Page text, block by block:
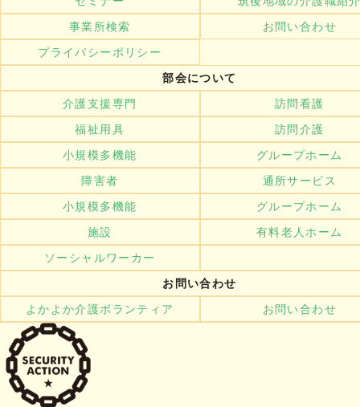
事業所検索
お問い合わせ
プライバシーポリシー
部会について
介護支援専門
訪問看護
福祉用具
訪問介護
小規模多機能
グループホーム
障害者
通所サービス
小規模多機能
グループホーム
施設
有料老人ホーム
ソーシャルワーカー
お問い合わせ
よかよか介護ボランティア
お問い合わせ